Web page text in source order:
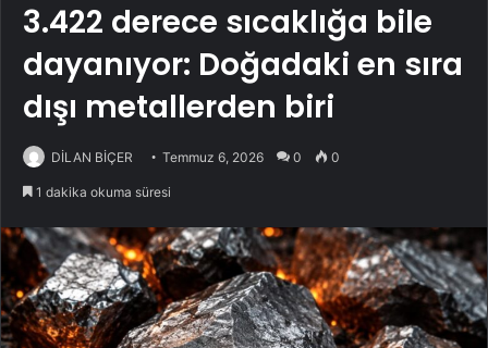
3.422 derece sıcaklığa bile
dayanıyor: Doğadaki en sıra
dışı metallerden biri
DİLAN BİÇER Temmuz 6, 2026 0 0
1 dakika okuma süresi